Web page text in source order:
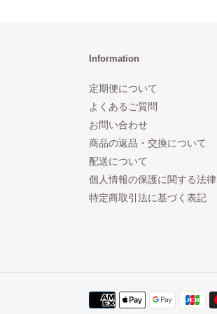
Information
定期便について
よくあるご質問
お問い合わせ
商品の返品・交換について
配送について
個人情報の保護に関する法律
特定商取引法に基づく表記